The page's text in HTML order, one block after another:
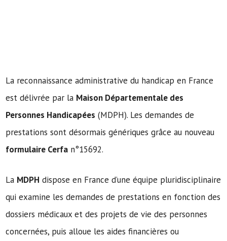
La reconnaissance administrative du handicap en France
est délivrée par la Maison Départementale des
Personnes Handicapées (MDPH). Les demandes de
prestations sont désormais génériques grâce au nouveau
formulaire Cerfa n°15692.
La MDPH dispose en France d’une équipe pluridisciplinaire
qui examine les demandes de prestations en fonction des
dossiers médicaux et des projets de vie des personnes
concernées, puis alloue les aides financières ou